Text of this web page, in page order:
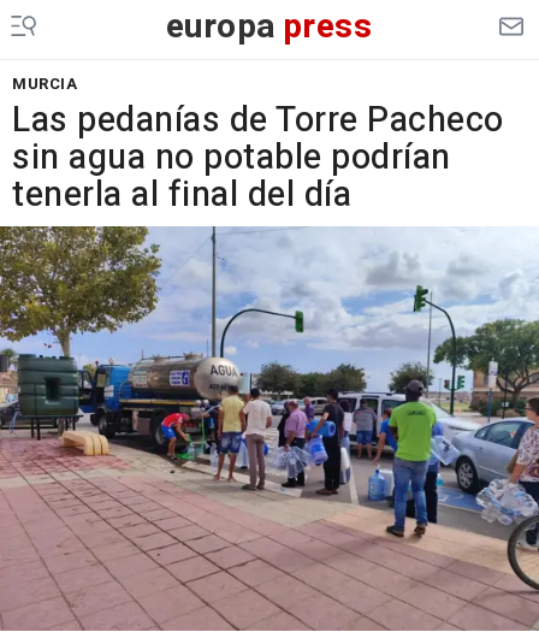
europa press
MURCIA
Las pedanías de Torre Pacheco
sin agua no potable podrían
tenerla al final del día